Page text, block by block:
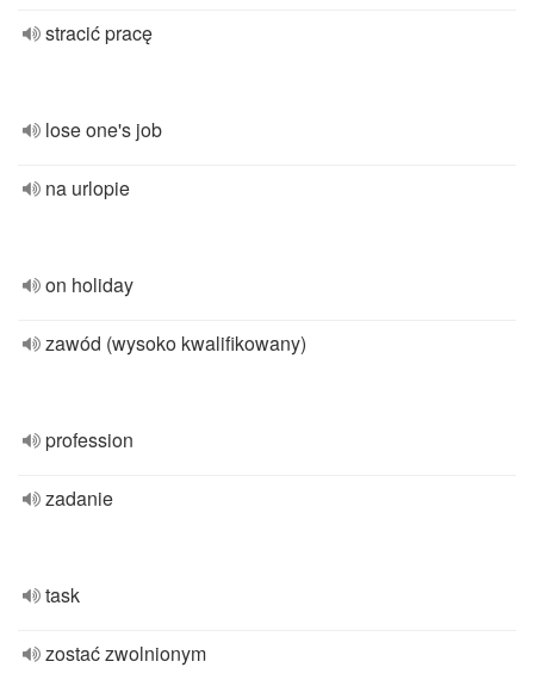
stracić pracę
lose one's job
na urlopie
on holiday
zawód (wysoko kwalifikowany)
profession
zadanie
task
zostać zwolnionym